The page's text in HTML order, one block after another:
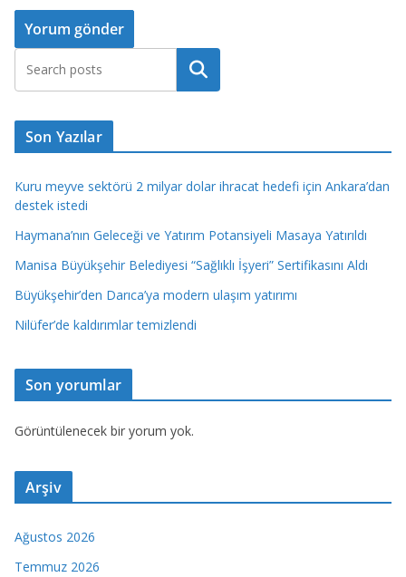
Ara
Son Yazılar
Kuru meyve sektörü 2 milyar dolar ihracat hedefi için Ankara’dan
destek istedi
Haymana’nın Geleceği ve Yatırım Potansiyeli Masaya Yatırıldı
Manisa Büyükşehir Belediyesi “Sağlıklı İşyeri” Sertifikasını Aldı
Büyükşehir’den Darıca’ya modern ulaşım yatırımı
Nilüfer’de kaldırımlar temizlendi
Son yorumlar
Görüntülenecek bir yorum yok.
Arşiv
Ağustos 2026
Temmuz 2026